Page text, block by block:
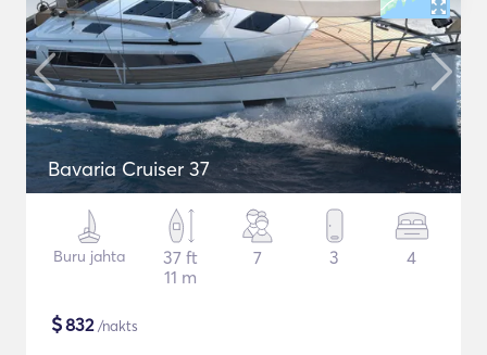
Bavaria Cruiser 37
Buru jahta
37 ft
11 m
7 3 4
$832/nakts